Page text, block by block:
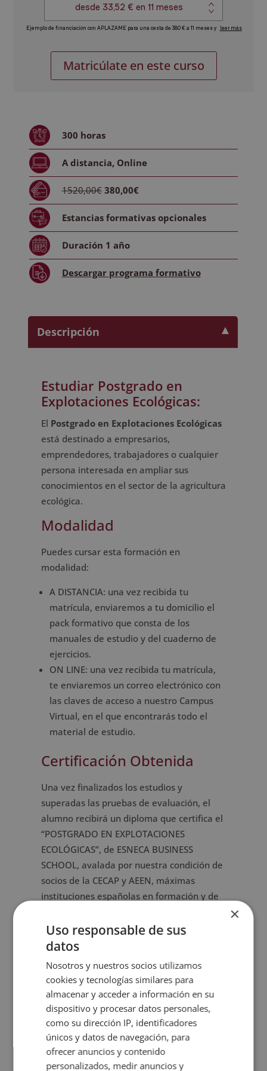
Postgrado
enMatricúlate en este curso
300 horas
A distancia, Online
1520,00€ 380,00€
Estancias formativasopcionales
Duración 1 año
Descargar programa formativo
Descripción
Estudiar Postgrado en
Explotaciones Ecológicas:
El Postgrado en Explotaciones Ecológicas
está destinado a empresarios,
emprendedores, trabajadores o cualquier
persona interesada en ampliar sus
conocimientos en el sector de la agricultura
ecológica.
Modalidad
Puedes cursar esta formación en
modalidad:
A DISTANCIA: una vez recibida tu
matrícula, enviaremos a tu domicilio el
pack formativo que consta de los
manuales de estudio y del cuaderno de
ejercicios.
ON LINE: una vez recibida tu matrícula,
te enviaremos un correo electrónico con
las claves de acceso a nuestro Campus
Virtual, en el que encontrarás todo el
material de estudio.
Certificación Obtenida
Una vez finalizados los estudios y
superadas las pruebas de evaluación, el
alumno recibirá un diploma que certifica el
“POSTGRADO EN EXPLOTACIONES
ECOLÓGICAS”, de ESNECA BUSINESS
SCHOOL, avalada por nuestra condición de
socios de la CECAP y AEEN, máximas
instituciones españolas en formación y de
Los diplomas, además, llevan el sello de
Notario Europeo, que da fe de la validez,
contenidos y autenticidad del título a nivel
nacional e internacional.
Ficha formativa
Puede descargar aquí laficha formativa
Postgrado en Explotaciones Ecológicas.
×
Uso responsable de sus
datos
Nosotros y nuestros socios utilizamos
cookies y tecnologías similares para
almacenar y acceder a información en su
dispositivo y procesar datos personales,
como su dirección IP, identificadores
únicos y datos de navegación, para
ofrecer anuncios y contenido
personalizados, medir anuncios y